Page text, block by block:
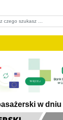
w